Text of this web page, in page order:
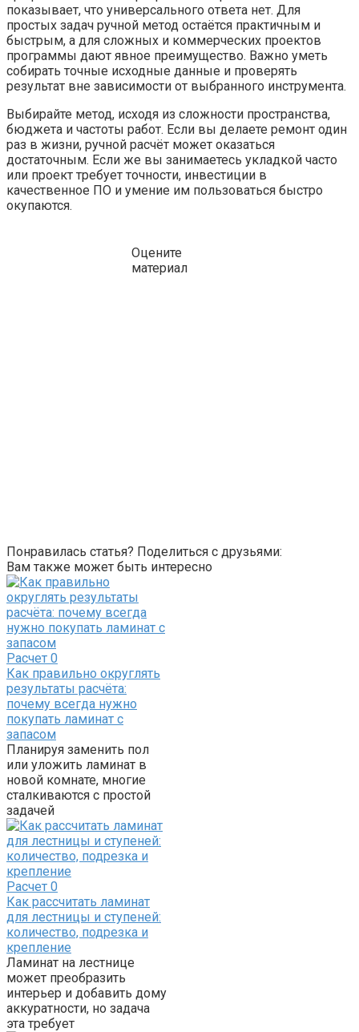
показывает, что универсального ответа нет. Для
простых задач ручной метод остаётся практичным и
быстрым, а для сложных и коммерческих проектов
программы дают явное преимущество. Важно уметь
собирать точные исходные данные и проверять
результат вне зависимости от выбранного инструмента.
Выбирайте метод, исходя из сложности пространства,
бюджета и частоты работ. Если вы делаете ремонт один
раз в жизни, ручной расчёт может оказаться
достаточным. Если же вы занимаетесь укладкой часто
или проект требует точности, инвестиции в
качественное ПО и умение им пользоваться быстро
окупаются.
Оцените
материал
Понравилась статья? Поделиться с друзьями:
Вам также может быть интересно
Расчет 0
Как правильно округлять
результаты расчёта:
почему всегда нужно
покупать ламинат с
запасом
Планируя заменить пол
или уложить ламинат в
новой комнате, многие
сталкиваются с простой
задачей
Расчет 0
Как рассчитать ламинат
для лестницы и ступеней:
количество, подрезка и
крепление
Ламинат на лестнице
может преобразить
интерьер и добавить дому
аккуратности, но задача
эта требует